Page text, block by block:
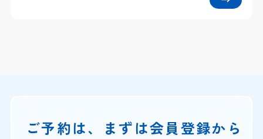
ご予約は、まずは会員登録から